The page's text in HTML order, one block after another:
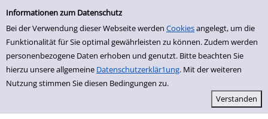
Einfache Suche
Informationen zum Datenschutz
Bei der Verwendung dieser Webseite werden Cookiesangelegt, um die
Funktionalität für Sie optimal gewährleisten zu können. Zudem werden
personenbezogene Daten erhoben und genutzt. Bitte beachten Sie
hierzu unsere allgemeine Datenschutzerklär1ung. Mit der weiteren
Nutzung stimmen Sie diesen Bedingungen zu.
zur Navigation springen
zum Inhalt springen
Zur Detailanzeige springen